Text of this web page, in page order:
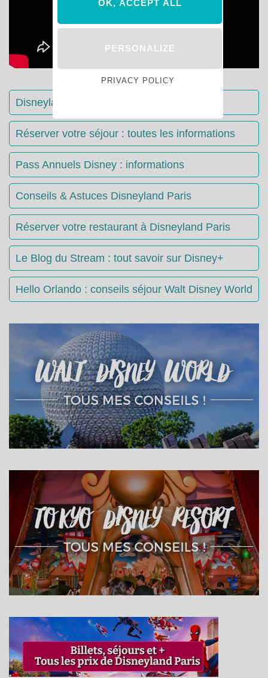
Disneyland Paris : Le guide complet
Réserver votre séjour : toutes les informations
Pass Annuels Disney : informations
Conseils & Astuces Disneyland Paris
Réserver votre restaurant à Disneyland Paris
Le Blog du Stream : tout savoir sur Disney+
Hello Orlando : conseils séjour Walt Disney World
OK, ACCEPT ALL
PERSONALIZE
PRIVACY POLICY